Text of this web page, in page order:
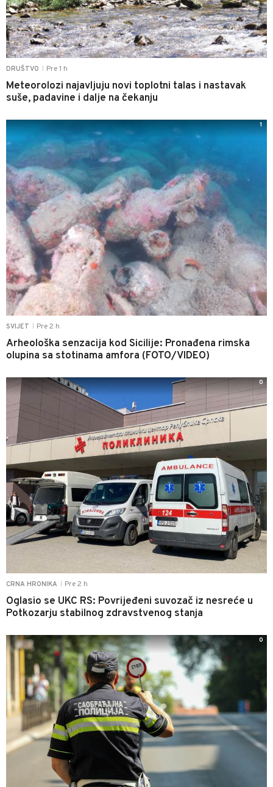
DRUŠTVO Pre 1 h
Meteorolozi najavljuju novi toplotni talas i nastavak
suše, padavine i dalje na čekanju
SVIJET Pre 2 h
Arheološka senzacija kod Sicilije: Pronađena rimska
olupina sa stotinama amfora (FOTO/VIDEO)
1
CRNA HRONIKA Pre 2 h
Oglasio se UKC RS: Povrijeđeni suvozač iz nesreće u
Potkozarju stabilnog zdravstvenog stanja
0
0